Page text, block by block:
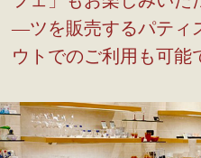
―ツを販売するパティ
ウトでのご利用も可能